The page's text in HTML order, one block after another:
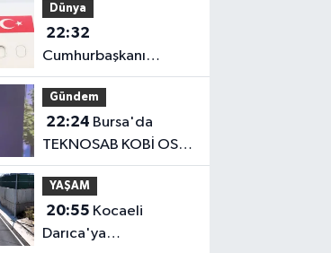
anlayışla planlıyoruz
Dünya
22:32
Cumhurbaşkanı
Erdoğan, Suudi
Arabistan yolcusu
Gündem
22:24
TEKNOSAB KOBİ OSB
tanıtıldı... Bursa'nın
kalkınma
yolculuğunda yeni
dönem
YAŞAM
20:55
Darıca'ya